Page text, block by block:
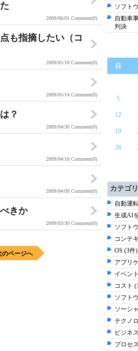
2009/06/01 Comment(0)
も指摘したい（コ
2009/05/18 Comment(0)
2009/05/14 Comment(0)
？
2009/04/30 Comment(0)
2009/04/16 Comment(0)
2009/04/09 Comment(0)
きか
2009/03/30 Comment(0)
のページへ
ソフト
自動車
判決
日
5
12
19
26
カテゴ
自動運
生成AI
ソフト
コンテ
OS (3件)
アプリ
イベン
コスト
ソフト
ソーシ
テクノ
ビジネ
プロセ